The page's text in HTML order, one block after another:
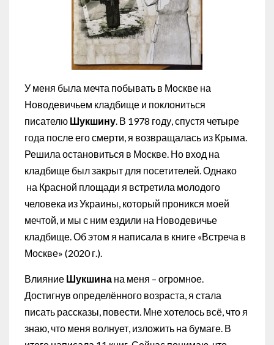
У меня была мечта побывать в Москве на
Новодевичьем кладбище и поклониться
писателю Шукшину . В 1978 году, спустя четыре
года после его смерти, я возвращалась из Крыма.
Решила остановиться в Москве. Но вход на
кладбище был закрыт для посетителей. Однако
на Красной площади я встретила молодого
человека из Украины, который проникся моей
мечтой, и мы с ним ездили на Новодевичье
кладбище. Об этом я написала в книге «Встреча в
Москве» (2020 г.).
Влияние Шукшина на меня – огромное.
Достигнув определённого возраста, я стала
писать рассказы, повести. Мне хотелось всё, что я
знаю, что меня волнует, изложить на бумаге. В